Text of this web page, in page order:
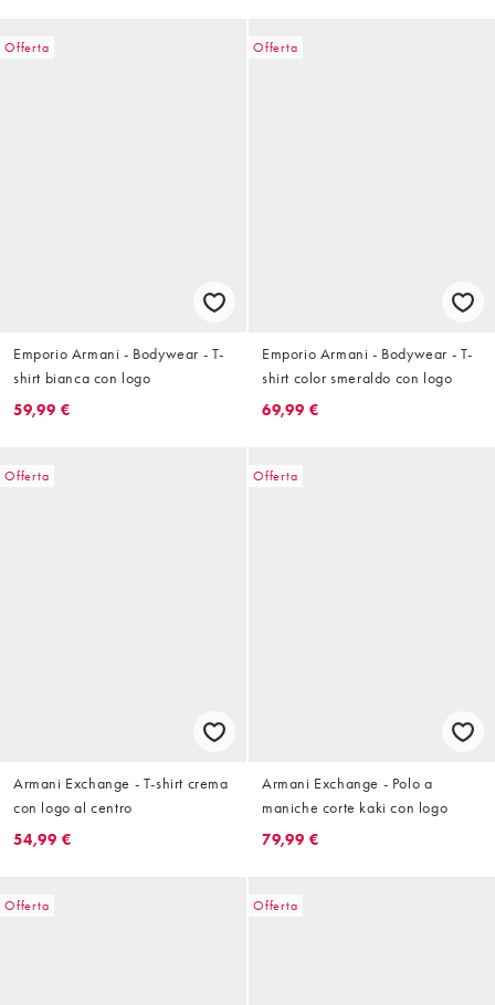
Offerta
Emporio Armani - Bodywear - T-
shirt bianca con logo
59,99 €
Offerta
Emporio Armani - Bodywear - T-
shirt color smeraldo con logo
69,99 €
Offerta
Armani Exchange - T-shirt crema
con logo al centro
54,99 €
Offerta
Armani Exchange - Polo a
maniche corte kaki con logo
79,99 €
Offerta Offerta